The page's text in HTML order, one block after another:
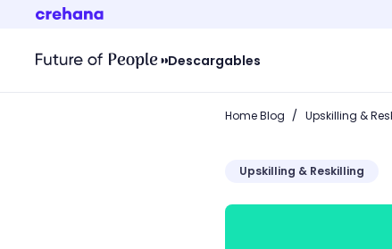
Descargables
Home Blog / Upskilling &
Upskilling & Reskilling
¿Cómo hacer una